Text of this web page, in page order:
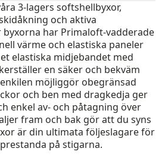
3-lagers softshellbyxor,
och aktiva
har Primaloft-vadderade
värme och elastiska paneler
elastiska midjebandet med
en säker och bekväm
möjliggör obegränsad
och ben med dragkedja ger
enkel av- och påtagning över
fram och bak gör att du syns
är din ultimata följeslagare för
på stigarna.